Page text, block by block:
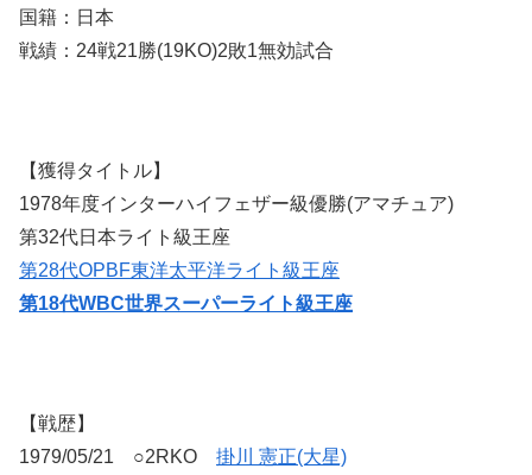
国籍：日本
戦績：24戦21勝(19KO)2敗1無効試合
【獲得タイトル】
1978年度インターハイフェザー級優勝(アマチュア)
第32代日本ライト級王座
第28代OPBF東洋太平洋ライト級王座
第18代WBC世界スーパーライト級王座
【戦歴】
1979/05/21 ○2RKO 掛川 憲正(大星)